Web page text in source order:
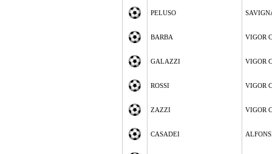
PELUSO
BARBA VIGOR
GALAZZI VIGOR
ROSSI VIGOR
ZAZZI VIGOR
CASADEI